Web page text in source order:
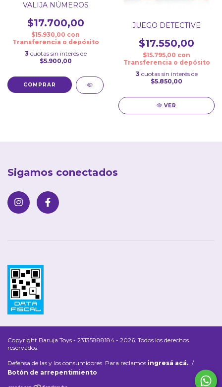
VALIJA NÚMEROS
$17.700,00
$15.930,00 con
Transferencia o depósito
3 cuotas sin interés de
$5.900,00
JUEGO DETECTIVE
$17.550,00
$15.795,00 con
Transferencia o depósito
3 cuotas sin interés de
$5.850,00
VER
Sigamos conectados
Copyright Baruja Toys - 23135888184 - 2026. Todos los derechos
reservados.
Defensa de las y los consumidores. Para reclamos ingresá acá. /
Botón de arrepentimiento